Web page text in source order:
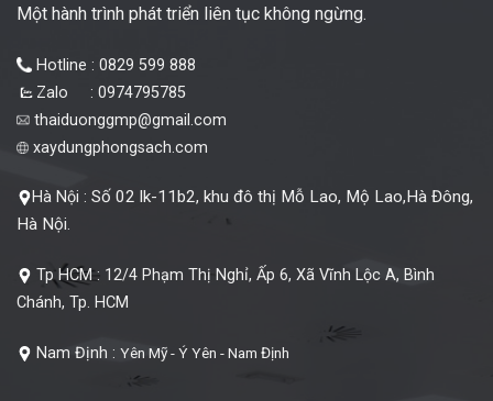
Một hành trình phát triển liên tục không ngừng.
Hotline : 0829 599 888
Zalo : 0974795785
thaiduonggmp@gmail.com
xaydungphongsach.com
Hà Nội : Số 02 lk-11b2, khu đô thị Mỗ Lao, Mộ Lao,Hà Đông,
Hà Nội.
Tp HCM : 12/4 Phạm Thị Nghỉ, Ấp 6, Xã Vĩnh Lộc A, Bình
Chánh, Tp. HCM
Nam Định : Yên Mỹ - Ý Yên - Nam Định